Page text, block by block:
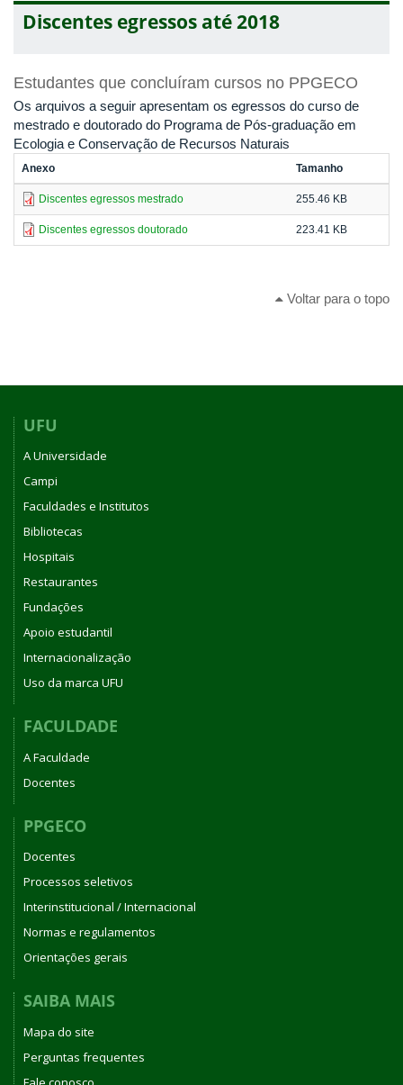
Discentes egressos até 2018
Estudantes que concluíram cursos no PPGECO
Os arquivos a seguir apresentam os egressos do curso de
mestrado e doutorado do Programa de Pós-graduação em
Ecologia e Conservação de Recursos Naturais
Anexo Tamanho
Discentes egressos mestrado 255.46 KB
Discentes egressos doutorado 223.41 KB
Voltar para o topo
UFU
A Universidade
Campi
Faculdades e Institutos
Bibliotecas
Hospitais
Restaurantes
Fundações
Apoio estudantil
Internacionalização
Uso da marca UFU
FACULDADE
A Faculdade
Docentes
PPGECO
Docentes
Processos seletivos
Interinstitucional / Internacional
Normas e regulamentos
Orientações gerais
SAIBA MAIS
Mapa do site
Perguntas frequentes